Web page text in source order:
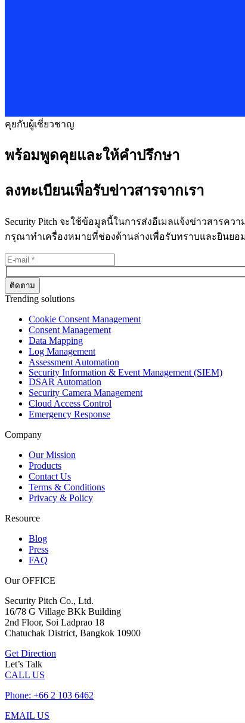
คุยกับผู้เชี่ยวชาญ
พร้อมพูดคุยและให้คำปรึกษา
ลงทะเบียนเพื่อรับข่าวสารจากเรา
Security Pitch จะใช้ข้อมูลนี้ในการส่งอีเมลแจ้งข่าวสารคว
กรุณาทำเครื่องหมายที่ช่องด้านล่างเพื่อรับทราบและยินย
Trending solutions
Cookie Consent Management
Consent Management
Data Mapping
Log Management
Assessment Automation
Security Information & Event Management (SIEM)
DSAR Automation
Security Camera Management
Cloud Access Control
Emergency Response
Company
Our Mission
Products
Contact Us
Terms & Conditions
Privacy & Policy
Resource
Blog
Press
FAQ
Our OFFICE
Security Pitch Co., Ltd.
16/78 G Village BKk Building
2nd Floor, Soi Ladprao 18
Chatuchak District, Bangkok 10900
Get Direction
Let’s Talk
CALL US
Phone: +66 2 103 6462
EMAIL US